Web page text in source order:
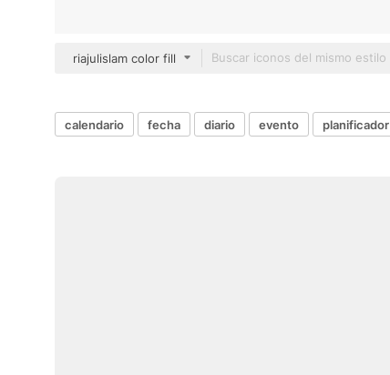
riajulislam color fill
calendario fecha diario evento planificador